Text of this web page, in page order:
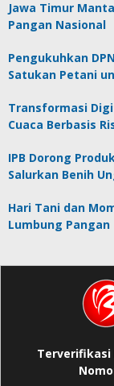
Jawa Timur
Pangan Nasional
Pengukuhkan
Satukan Petani
Transformasi
Cuaca Berbasis
IPB Dorong
Salurkan Benih
Hari Tani dan
Lumbung Pangan
Terverifikasi